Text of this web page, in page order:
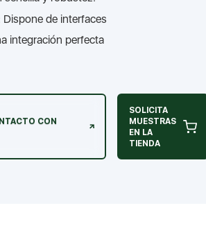
Dispone de interfaces
integración perfecta
CON
SOLICITA
MUESTRAS
EN LA
TIENDA